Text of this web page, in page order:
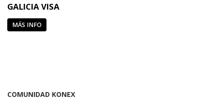
GALICIA VISA
MÁS INFO
COMUNIDAD KONEX